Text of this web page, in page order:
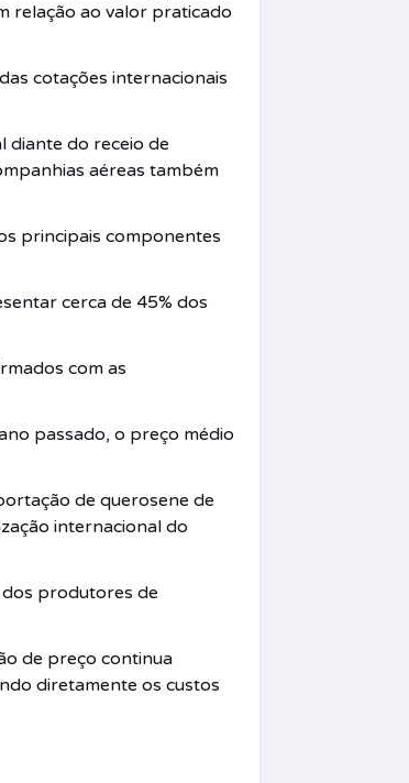
relação ao valor praticado
cotações internacionais
diante do receio de
aéreas também
principais componentes
cerca de 45% dos
com as
passado, o preço médio
de querosene de
internacional do
dos produtores de
de preço continua
diretamente os custos